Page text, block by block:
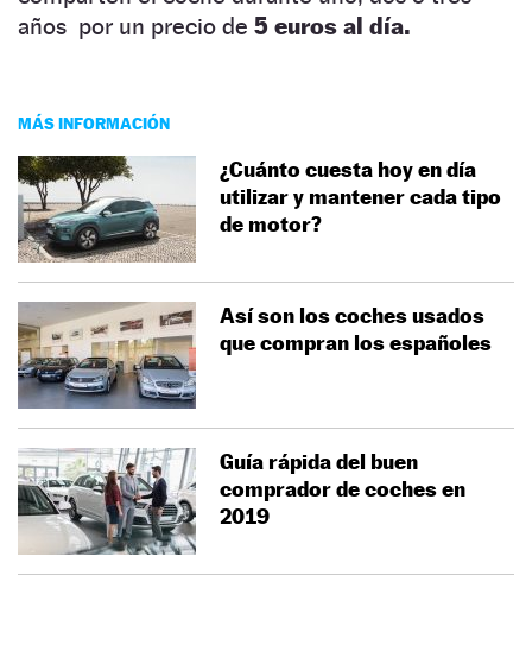
años por un precio de 5 euros al día.
MÁS INFORMACIÓN
¿Cuánto cuesta hoy en día
utilizar y mantener cada tipo
de motor?
Así son los coches usados
que compran los españoles
Guía rápida del buen
comprador de coches en
2019